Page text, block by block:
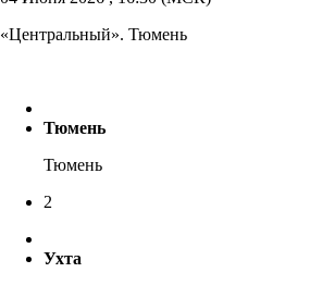
«Центральный». Тюмень
Тюмень
Тюмень
2
Ухта